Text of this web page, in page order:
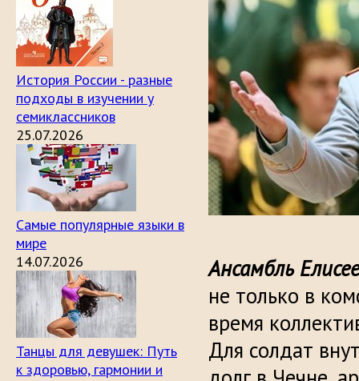
История России - разные
подходы в изучении у
семиклассников
25.07.2026
Самые популярные языки в
мире
14.07.2026
Танцы для девушек: Путь
к здоровью, гармонии и
Ансамбль
не только в
время
Для солдат